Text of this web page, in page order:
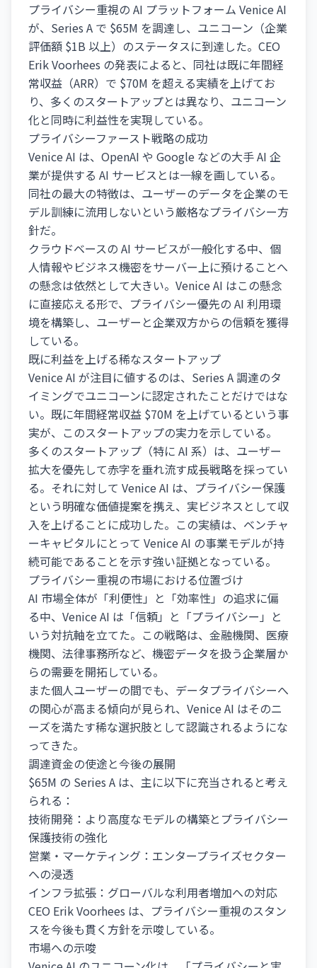
プライバシー重視の AI プラットフォーム Venice AI
が、Series A で $65M を調達し、ユニコーン（企業
評価額 $1B 以上）のステータスに到達した。CEO
Erik Voorhees の発表によると、同社は既に年間経
常収益（ARR）で $70M を超える実績を上げてお
り、多くのスタートアップとは異なり、ユニコーン
化と同時に利益性を実現している。
プライバシーファースト戦略の成功
Venice AI は、OpenAI や Google などの大手 AI 企
業が提供する AI サービスとは一線を画している。
同社の最大の特徴は、ユーザーのデータを企業のモ
デル訓練に流用しないという厳格なプライバシー方
針だ。
クラウドベースの AI サービスが一般化する中、個
人情報やビジネス機密をサーバー上に預けることへ
の懸念は依然として大きい。Venice AI はこの懸念
に直接応える形で、プライバシー優先の AI 利用環
境を構築し、ユーザーと企業双方からの信頼を獲得
している。
既に利益を上げる稀なスタートアップ
Venice AI が注目に値するのは、Series A 調達のタ
イミングでユニコーンに認定されたことだけではな
い。既に年間経常収益 $70M を上げているという事
実が、このスタートアップの実力を示している。
多くのスタートアップ（特に AI 系）は、ユーザー
拡大を優先して赤字を垂れ流す成長戦略を採ってい
る。それに対して Venice AI は、プライバシー保護
という明確な価値提案を携え、実ビジネスとして収
入を上げることに成功した。この実績は、ベンチャ
ーキャピタルにとって Venice AI の事業モデルが持
続可能であることを示す強い証拠となっている。
プライバシー重視の市場における位置づけ
AI 市場全体が「利便性」と「効率性」の追求に偏
る中、Venice AI は「信頼」と「プライバシー」と
いう対抗軸を立てた。この戦略は、金融機関、医療
機関、法律事務所など、機密データを扱う企業層か
らの需要を開拓している。
また個人ユーザーの間でも、データプライバシーへ
の関心が高まる傾向が見られ、Venice AI はそのニ
ーズを満たす稀な選択肢として認識されるようにな
ってきた。
調達資金の使途と今後の展開
$65M の Series A は、主に以下に充当されると考え
られる：
技術開発：より高度なモデルの構築とプライバシー
保護技術の強化
営業・マーケティング：エンタープライズセクター
への浸透
インフラ拡張：グローバルな利用者増加への対応
CEO Erik Voorhees は、プライバシー重視のスタン
スを今後も貫く方針を示唆している。
市場への示唆